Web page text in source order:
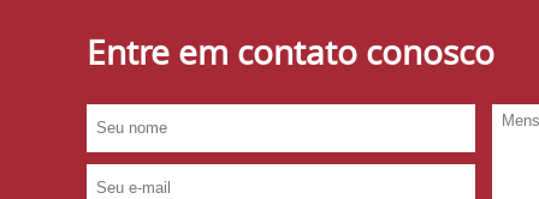
Entre em contato conosco